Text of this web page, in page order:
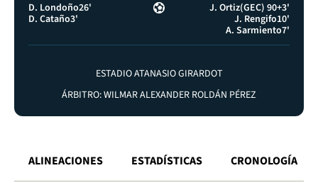
D. Londoño26'
D. Cataño3'
J. Ortiz(GEC) 90+3'
J. Rengifo10'
A. Sarmiento7'
ESTADIO ATANASIO GIRARDOT
ÁRBITRO: WILMAR ALEXANDER ROLDÁN PÉREZ
ALINEACIONES ESTADÍSTICAS CRONOLOGÍA